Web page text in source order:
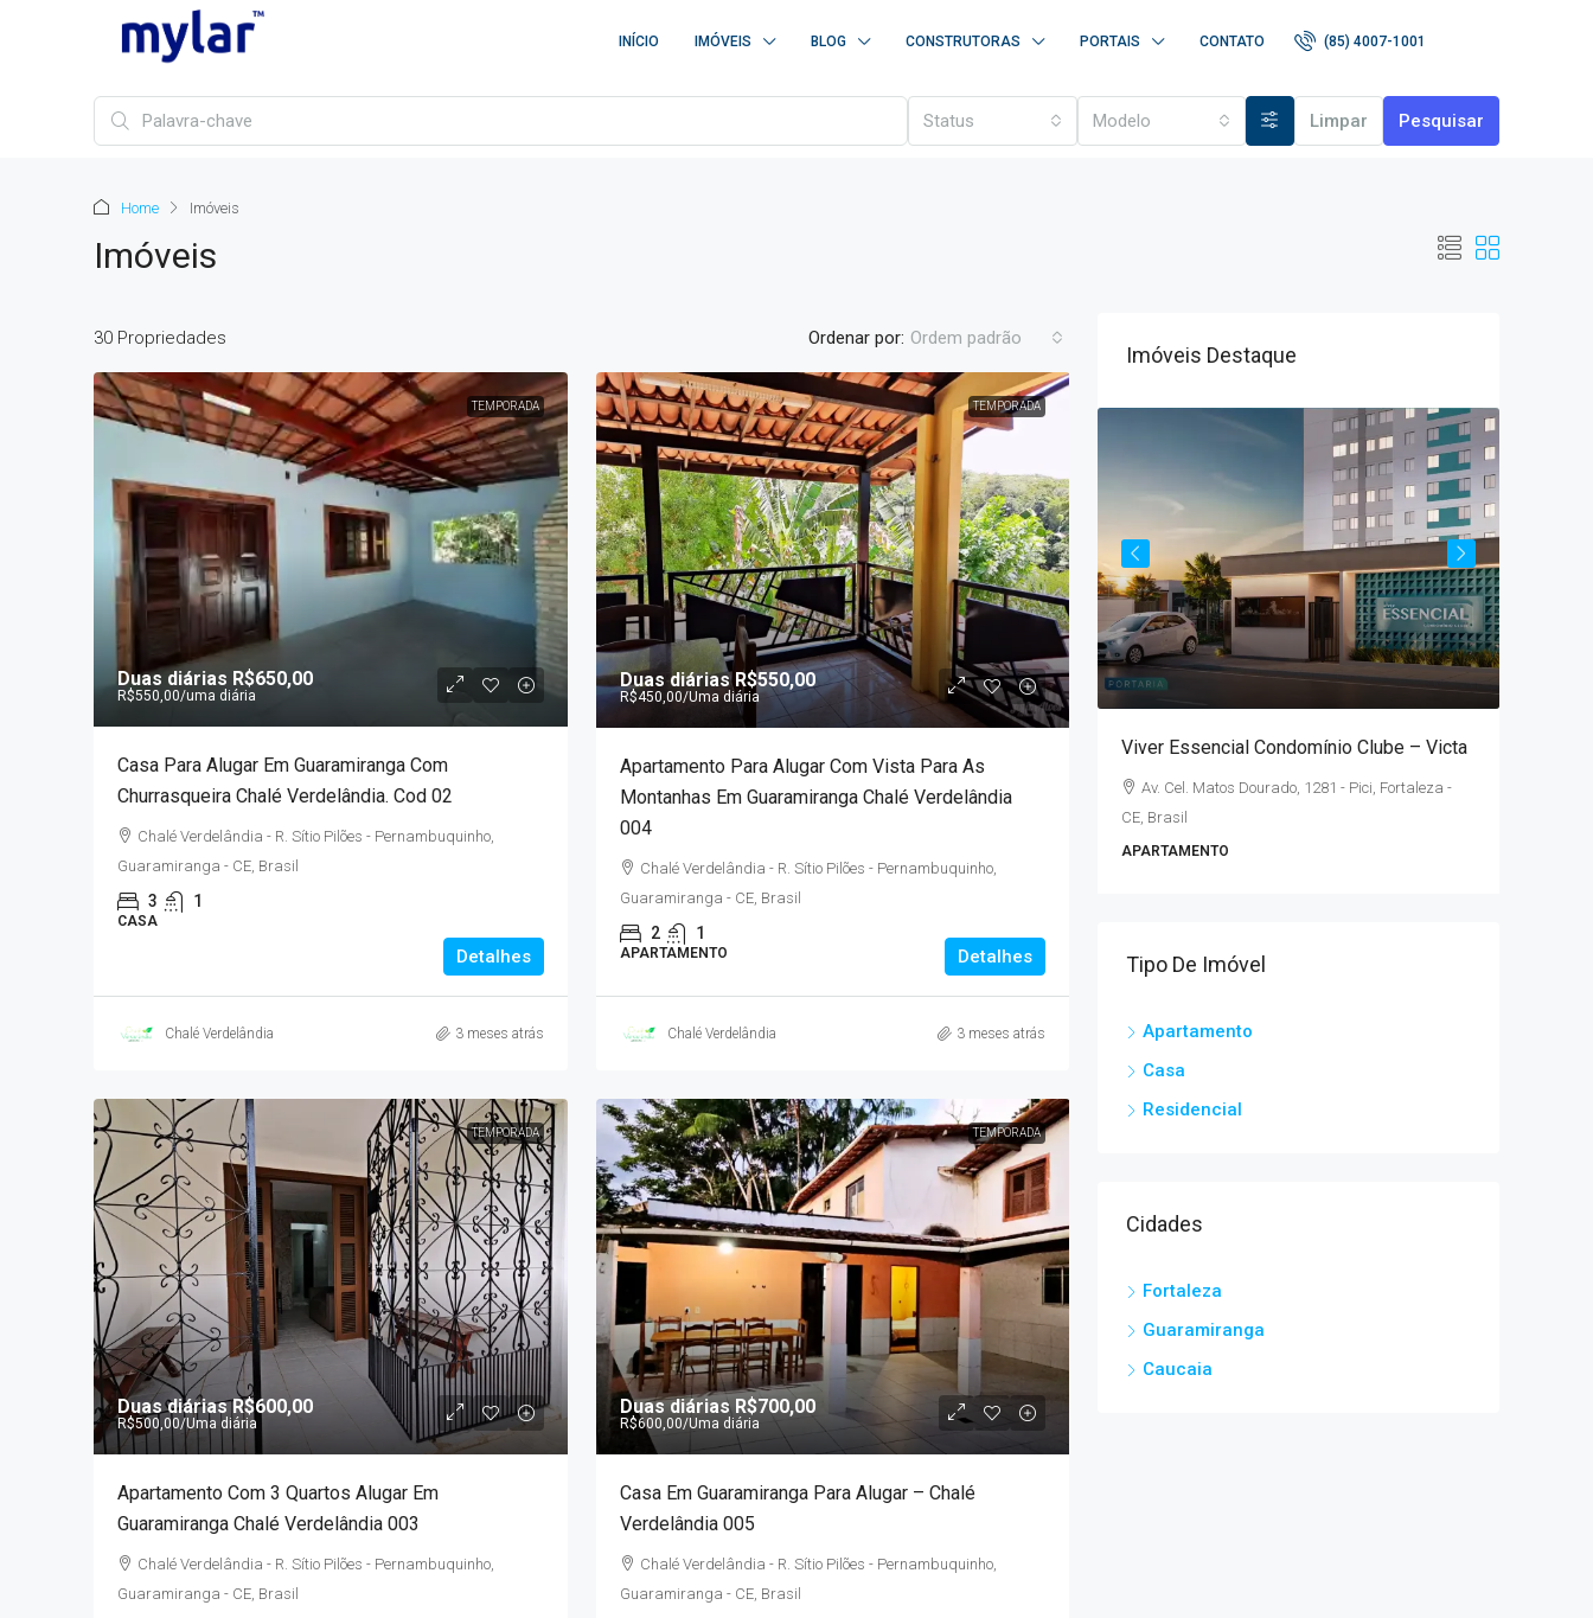
INÍCIO IMÓVEIS BLOG CONSTRUTORAS PORTAIS CONTATO (85) 4007-1001
Status Modelo Limpar Pesquisar
Home Imóveis
Imóveis
30 Propriedades Ordenar por: Ordem padrão
TEMPORADA
Duas diárias R$650,00
R$550,00/uma diária
Casa Para Alugar Em Guaramiranga Com
Churrasqueira Chalé Verdelândia. Cod 02
Chalé Verdelândia - R. Sítio Pilões - Pernambuquinho,
Guaramiranga - CE, Brasil
3 1
CASA
Detalhes
Chalé Verdelândia 3 meses atrás
TEMPORADA
Duas diáriasR$550,00
R$450,00/Uma diária
Apartamento Para Alugar Com Vista Para As
Montanhas Em Guaramiranga Chalé Verdelândia
004
Chalé Verdelândia - R. Sítio Pilões - Pernambuquinho,
Guaramiranga - CE, Brasil
2 1
APARTAMENTO Detalhes
Chalé Verdelândia 3 meses atrás
TEMPORADA
Duas diáriasR$600,00
R$500,00/Uma diária
Apartamento Com 3 Quartos Alugar Em
Guaramiranga Chalé Verdelândia 003
Chalé Verdelândia - R. Sítio Pilões - Pernambuquinho,
Guaramiranga - CE, Brasil
TEMPORADA
Duas diáriasR$700,00
R$600,00/Uma diária
Casa Em Guaramiranga Para Alugar – Chalé
Verdelândia 005
Chalé Verdelândia - R. Sítio Pilões - Pernambuquinho,
Guaramiranga - CE, Brasil
Imóveis Destaque
R$377.936,39 /*
Fortaleza Próximos Ao RioMar Kennedy
Avenida Sargento Hermínio Sampaio, 2000 -
Monte Castelo, Fortaleza - CE, Brasil
Duas diáriasR$1.000,00
R$900,00/Uma diária
Verdelandia 01
CASA
Viver Essencial Condomínio Clube – Victa
Av. Cel. Matos Dourado, 1281 - Pici, Fortaleza -
CE, Brasil
APARTAMENTO
Tipo De Imóvel
Apartamento
Casa
Residencial
Cidades
Fortaleza
Guaramiranga
Caucaia